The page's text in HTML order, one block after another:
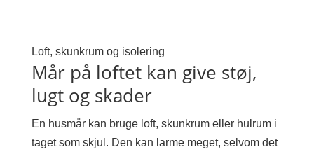
Loft, skunkrum og isolering
Mår på loftet kan give støj,
lugt og skader
En husmår kan bruge loft, skunkrum eller hulrum i
taget som skjul. Den kan larme meget, selvom det